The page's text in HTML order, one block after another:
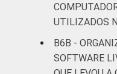
UTILIZADOS
B6B -
SOFTWARE